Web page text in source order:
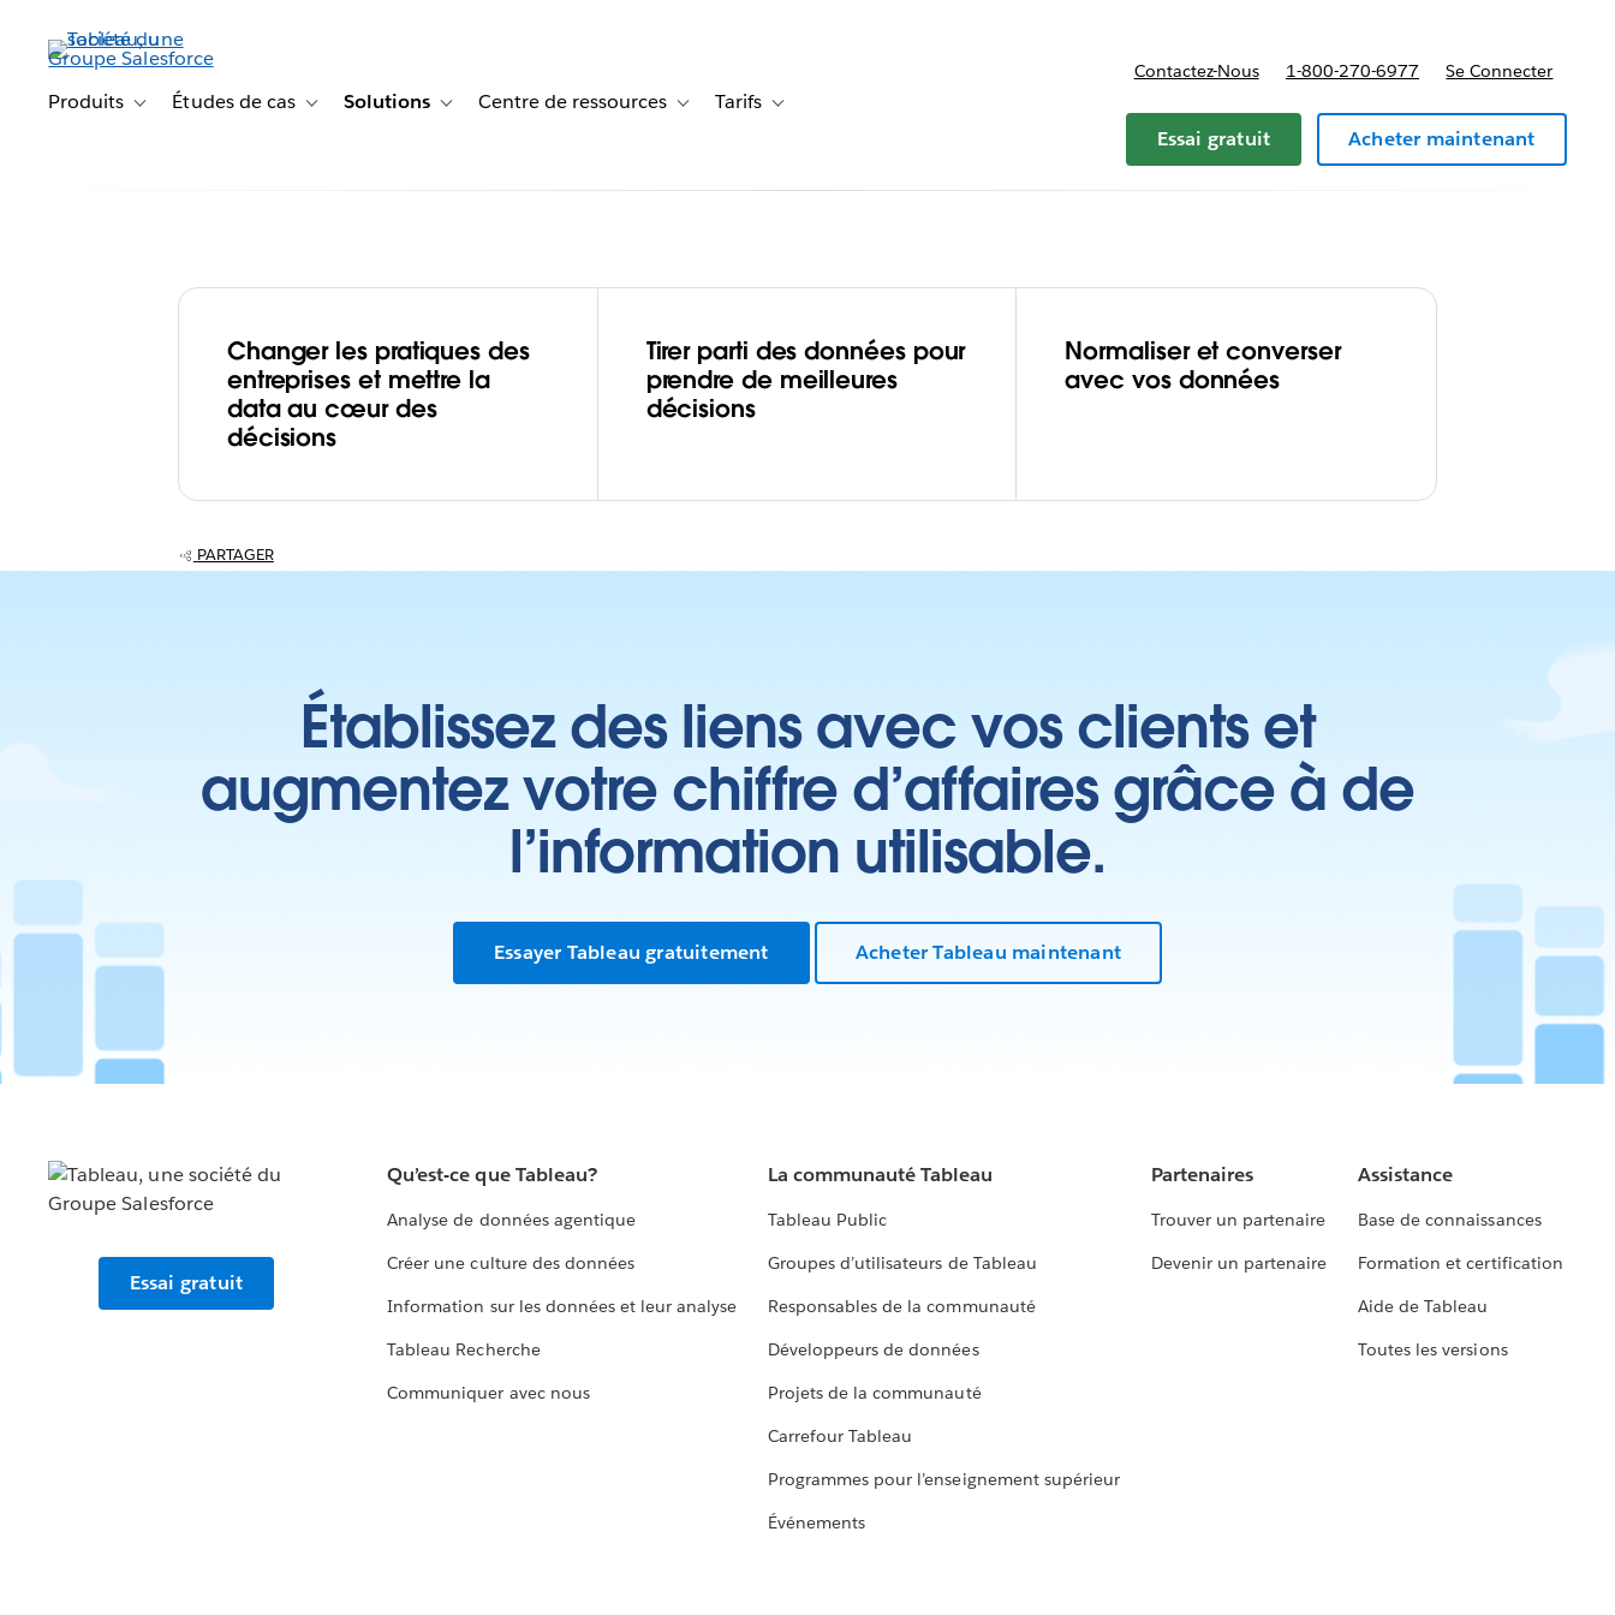
contenu
principalProduits Toggle sub-navigation for Produits
Études de cas Toggle sub-navigation for Études de cas
Solutions Toggle sub-navigation for Solutions
Centre de ressources Toggle sub-navigation for Centre de ressources
Tarifs Toggle sub-navigation for Tarifs
Contactez-Nous 1-800-270-6977 Se Connecter
Essai gratuit Acheter maintenant
Construisez une culture
data-driven
Video
Changer les pratiques des
entreprises et mettre la
data au cœur des
décisions
Tirer parti des données pour
prendre de meilleures
décisions
Normaliser et converser
avec vos données
PARTAGER
Établissez des liens avec vos clients et
augmentez votre chiffre d’affaires grâce à de
l’information utilisable.
Essayer Tableau gratuitement Acheter Tableau maintenant
Essai gratuit
Qu’est-ce que Tableau?
Analyse de données agentique
Créer une culture des données
Information sur les données et leur analyse
Tableau Recherche
Communiquer avec nous
La communauté Tableau
Tableau Public
Groupes d’utilisateurs de Tableau
Responsables de la communauté
Développeurs de données
Projets de la communauté
Carrefour Tableau
Programmes pour l’enseignement supérieur
Événements
Partenaires
Trouver un partenaire
Devenir un partenaire
Assistance
Base de connaissances
Formation et certification
Aide de Tableau
Toutes les versions